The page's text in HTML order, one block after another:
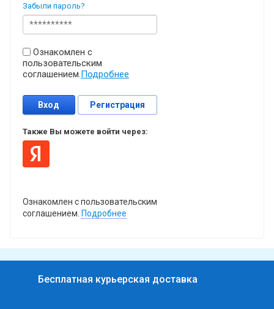
Забыли пароль?
Ознакомлен с
пользовательским
соглашением.Подробнее
Регистрация
Вход
Также Вы можете войти через:
Ознакомлен с пользовательским
соглашением. Подробнее
Бесплатная курьерская доставка